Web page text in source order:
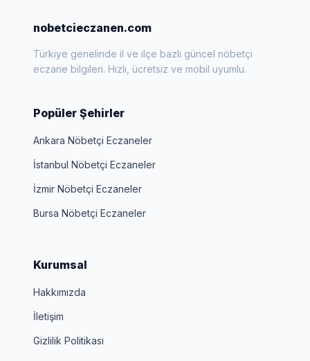
nobetcieczanen.com
Türkiye genelinde il ve ilçe bazlı güncel nöbetçi
eczane bilgileri. Hızlı, ücretsiz ve mobil uyumlu.
Popüler Şehirler
Ankara Nöbetçi Eczaneler
İstanbul Nöbetçi Eczaneler
İzmir Nöbetçi Eczaneler
Bursa Nöbetçi Eczaneler
Kurumsal
Hakkımızda
İletişim
Gizlilik Politikası